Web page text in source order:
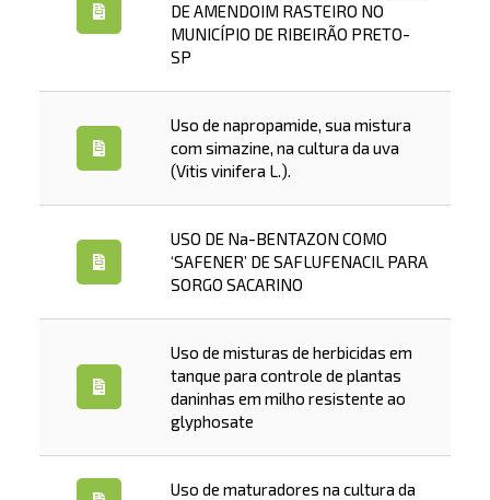
DE AMENDOIM RASTEIRO NO
MUNICÍPIO DE RIBEIRÃO PRETO-
SP
Uso de napropamide, sua mistura
com simazine, na cultura da uva
(Vitis vinifera L.).
USO DE Na-BENTAZON COMO
‘SAFENER’ DE SAFLUFENACIL PARA
SORGO SACARINO
Uso de misturas de herbicidas em
tanque para controle de plantas
daninhas em milho resistente ao
glyphosate
Uso de maturadores na cultura da